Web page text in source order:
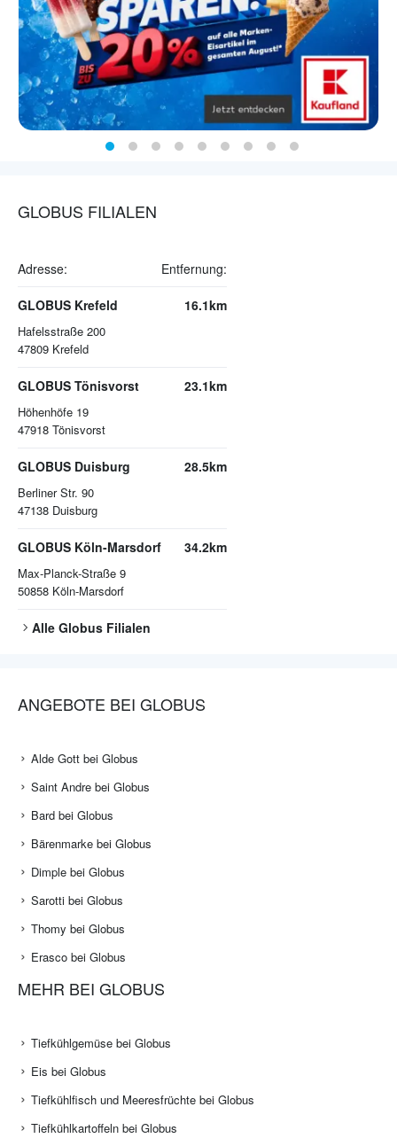
GLOBUS FILIALEN
Adresse: Entfernung:
GLOBUS Krefeld
Hafelsstraße 200
47809 Krefeld
16.1km
GLOBUS Tönisvorst
Höhenhöfe 19
47918 Tönisvorst
23.1km
GLOBUS Duisburg
Berliner Str. 90
47138 Duisburg
28.5km
GLOBUS Köln-Marsdorf
Max-Planck-Straße 9
50858 Köln-Marsdorf
34.2km
Alle Globus Filialen
ANGEBOTE BEI GLOBUS
Alde Gott bei Globus
Saint Andre bei Globus
Bard bei Globus
Bärenmarke bei Globus
Dimple bei Globus
Sarotti bei Globus
Thomy bei Globus
Erasco bei Globus
MEHR BEI GLOBUS
Tiefkühlgemüse bei Globus
Eis bei Globus
Tiefkühlfisch und Meeresfrüchte bei Globus
Tiefkühlkartoffeln bei Globus